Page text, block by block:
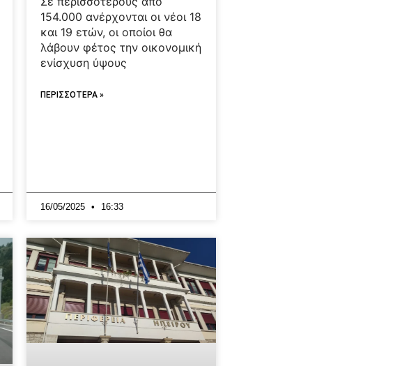
154.000 ανέρχονται οι νέοι 18
και 19 ετών, οι οποίοι θα
λάβουν φέτος την οικονομική
ενίσχυση ύψους
ΠΕΡΙΣΣΟΤΕΡΑ »
16/05/2025 16:33